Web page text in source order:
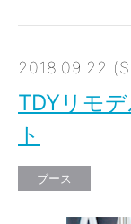
2018.09.22
TDYリモ
ト
ブース